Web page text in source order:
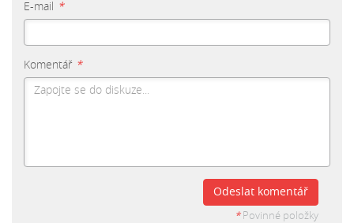
E-mail *
Komentář *
Odeslat komentář
*Povinné položky